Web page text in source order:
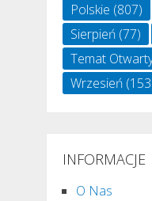
Polskie (807)
Sierpień (77)
Temat
Wrzesień
INFORMACJE
O Nas